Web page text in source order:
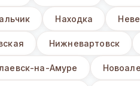
Находка
Нижневартовск
на-Амуре